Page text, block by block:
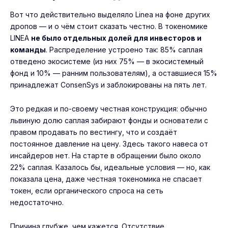
Вот что действительно выделяло Linea на фоне других
дропов — и о чём стоит сказать честно. В токеномике
LINEA не было отдельных долей для инвесторов и
команды. Распределение устроено так: 85% саплая
отведено экосистеме (из них 75% — в экосистемный
фонд и 10% — ранним пользователям), а оставшиеся 15%
принадлежат ConsenSys и заблокированы на пять лет.
Это редкая и по-своему честная конструкция: обычно
львиную долю саплая забирают фонды и основатели с
правом продавать по вестингу, что и создаёт
постоянное давление на цену. Здесь такого навеса от
инсайдеров нет. На старте в обращении было около
22% саплая. Казалось бы, идеальные условия — но, как
показала цена, даже честная токеномика не спасает
токен, если органического спроса на сеть
недостаточно.